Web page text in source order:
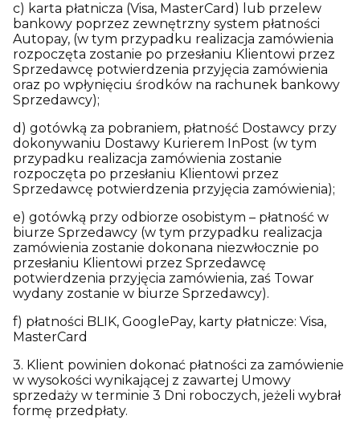
c) karta płatnicza (Visa, MasterCard) lub przelew
bankowy poprzez zewnętrzny system płatności
Autopay, (w tym przypadku realizacja zamówienia
rozpoczęta zostanie po przesłaniu Klientowi przez
Sprzedawcę potwierdzenia przyjęcia zamówienia
oraz po wpłynięciu środków na rachunek bankowy
Sprzedawcy);
d) gotówką za pobraniem, płatność Dostawcy przy
dokonywaniu Dostawy Kurierem InPost (w tym
przypadku realizacja zamówienia zostanie
rozpoczęta po przesłaniu Klientowi przez
Sprzedawcę potwierdzenia przyjęcia zamówienia);
e) gotówką przy odbiorze osobistym – płatność w
biurze Sprzedawcy (w tym przypadku realizacja
zamówienia zostanie dokonana niezwłocznie po
przesłaniu Klientowi przez Sprzedawcę
potwierdzenia przyjęcia zamówienia, zaś Towar
wydany zostanie w biurze Sprzedawcy).
f) płatności BLIK, GooglePay, karty płatnicze: Visa,
MasterCard
3. Klient powinien dokonać płatności za zamówienie
w wysokości wynikającej z zawartej Umowy
sprzedaży w terminie 3 Dni roboczych, jeżeli wybrał
formę przedpłaty.